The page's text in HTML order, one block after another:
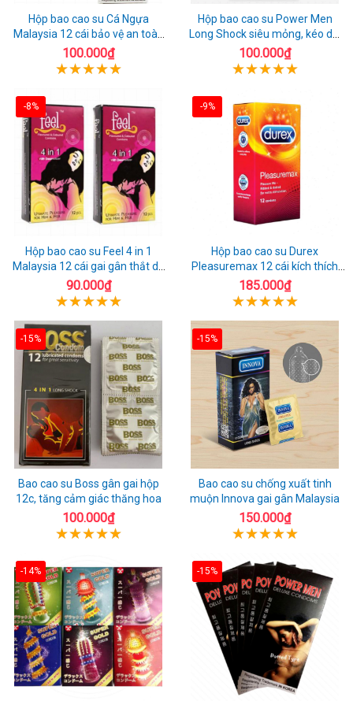
Hộp bao cao su Cá Ngựa
Malaysia 12 cái bảo vệ an toàn
tuyệt đối
100.000₫
Hộp bao cao su Power Men
Long Shock siêu mỏng, kéo dài
quan hệ thoải mái
100.000₫
-8%
Hộp bao cao su Feel 4 in 1
Malaysia 12 cái gai gân thắt dễ
sử dụng
90.000₫
-9%
Hộp bao cao su Durex
Pleasuremax 12 cái kích thích
tăng khoái cảm
185.000₫
-15%
Bao cao su Boss gân gai hộp
12c, tăng cảm giác thăng hoa
100.000₫
-15%
Bao cao su chống xuất tinh
muộn Innova gai gân Malaysia
150.000₫
-14% -15%